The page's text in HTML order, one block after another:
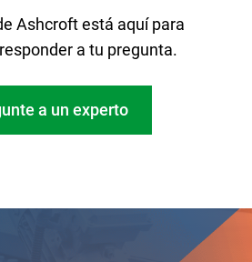
Ashcroft está aquí para
a tu pregunta.
a un experto